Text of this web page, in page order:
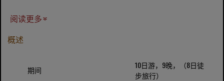
阅读更多
概述
期间
10日游，9晚，（8日徒
步旅行）